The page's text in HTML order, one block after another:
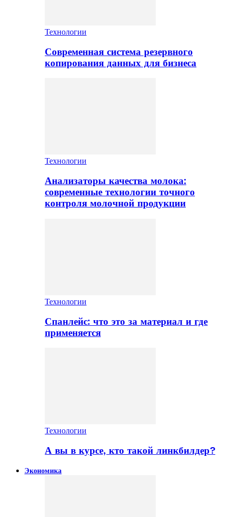
Технологии
Современная система резервного
копирования данных для бизнеса
Технологии
Анализаторы качества молока:
современные технологии точного
контроля молочной продукции
Технологии
Спанлейс: что это за материал и где
применяется
Технологии
А вы в курсе, кто такой линкбилдер?
Экономика